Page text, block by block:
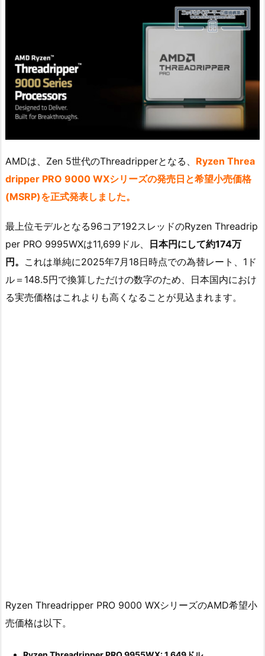
AMDは、Zen 5世代のThreadripperとなる、 Ryzen Threa
dripper PRO 9000 WXシリーズの発売日と希望小売価格
(MSRP)を正式発表しました。
最上位モデルとなる96コア192スレッドのRyzen Threadrip
per PRO 9995WXは11,699ドル、
日本円にして約174万
円。 これは単純に2025年7月18日時点での為替レート、1ド
ル＝148.5円で換算しただけの数字のため、日本国内におけ
る実売価格はこれよりも高くなることが見込まれます。
Ryzen Threadripper PRO 9000 WXシリーズのAMD希望小
売価格は以下。